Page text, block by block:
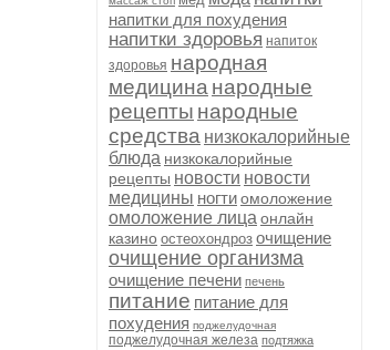
напитки для похудения
напитки здоровья напиток
здоровья народная
медицина народные
рецепты народные
средства низкокалорийные
блюда низкокалорийные
рецепты новости новости
медицины ногтиомоложение
омоложение лица онлайн
казино остеохондроз очищение
очищение организма
очищение печени печень
питание питание для
похудения поджелудочная
поджелудочная железа подтяжка